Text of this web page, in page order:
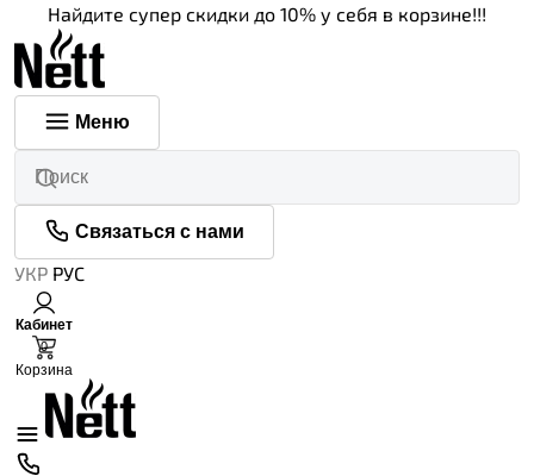
Найдите супер скидки до 10% у себя в корзине!!!
Меню
Связаться с нами
УКР РУС
Кабинет
0
Корзина